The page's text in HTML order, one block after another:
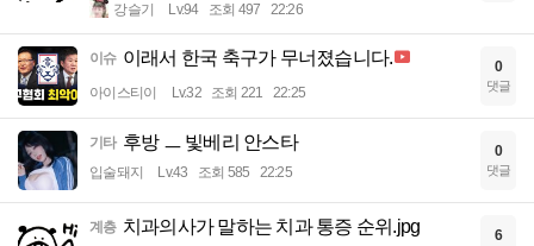
강슬기 Lv.94 조회 497 22:26
이슈 이래서 한국 축구가 무너졌습니다.
아이스티이 Lv.32 조회 221 22:25
0
댓글
기타 후방 ㅡ 빛베리 안스타
입술돼지 Lv.43 조회 585 22:25
0
댓글
계층 치과의사가 말하는 치과 통증 순위.jpg 6